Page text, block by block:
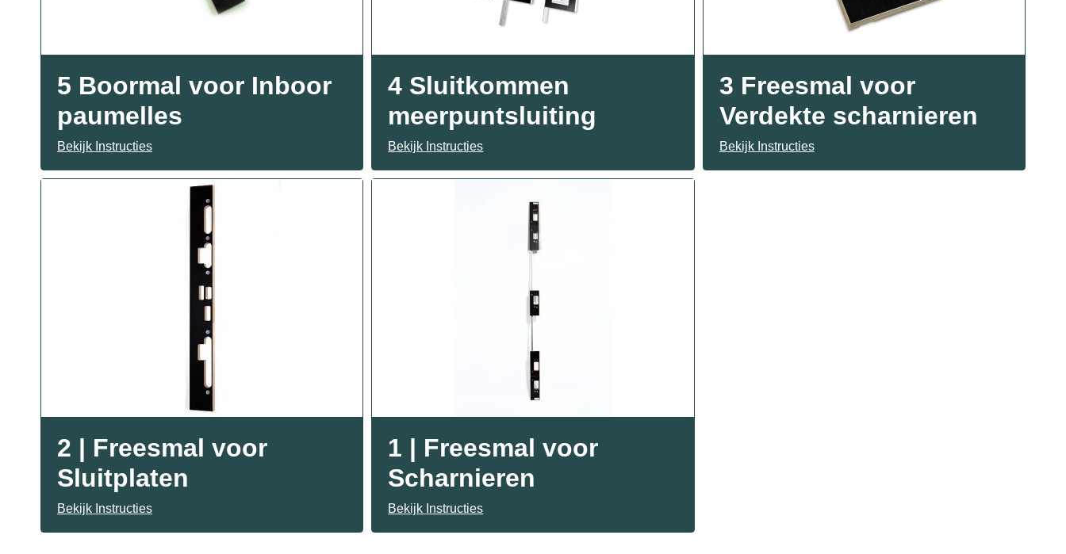
5 Boormal voor Inboor
paumelles
Bekijk Instructies
4 Sluitkommen
meerpuntsluiting
Bekijk Instructies
3 Freesmal voor
Verdekte scharnieren
Bekijk Instructies
2 | Freesmal voor
Sluitplaten
Bekijk Instructies
1 | Freesmal voor
Scharnieren
Bekijk Instructies